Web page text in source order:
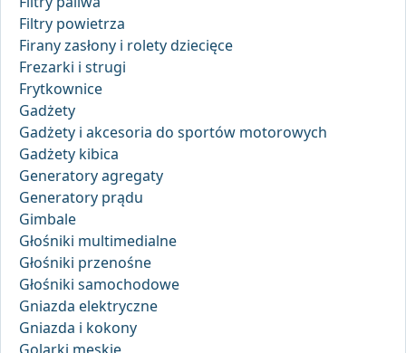
Filtry powietrza
Firany zasłony i rolety dziecięce
Frezarki i strugi
Frytkownice
Gadżety
Gadżety i akcesoria do sportów motorowych
Gadżety kibica
Generatory agregaty
Generatory prądu
Gimbale
Głośniki multimedialne
Głośniki przenośne
Głośniki samochodowe
Gniazda elektryczne
Gniazda i kokony